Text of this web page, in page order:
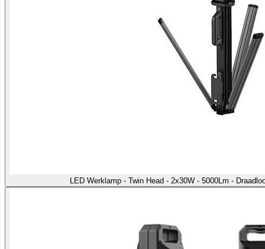
LED Werklamp - Twin Head - 2x30W - 5000Lm -